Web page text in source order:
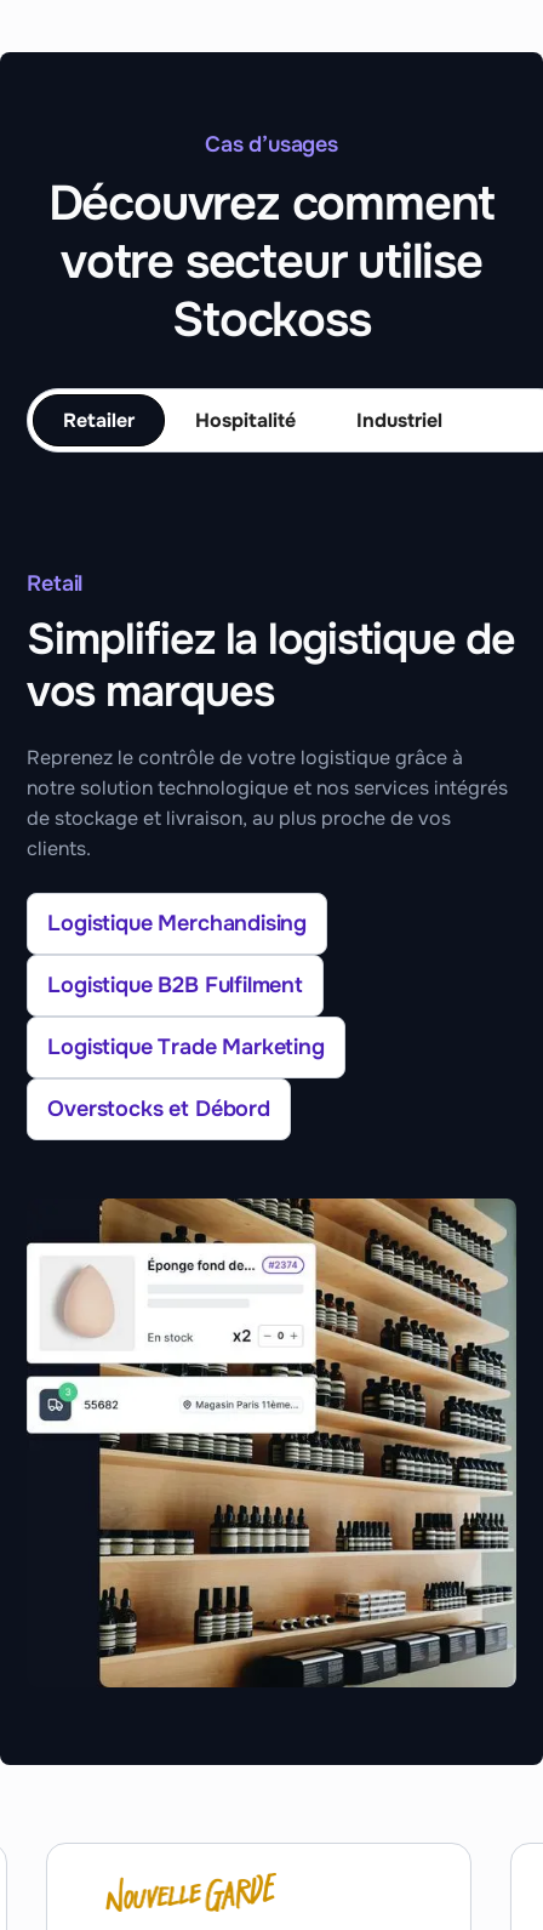
Cas d’usages
Découvrez comment
votre secteur utilise
Stockoss
Retailer Hospitalité Industriel
Retail
Simplifiez la logistique de
vos marques
Reprenez le contrôle de votre logistique grâce à
notre solution technologique et nos services intégrés
de stockage et livraison, au plus proche de vos
clients.
Logistique Merchandising
Logistique B2B Fulfilment
Logistique Trade Marketing
Overstocks et Débord